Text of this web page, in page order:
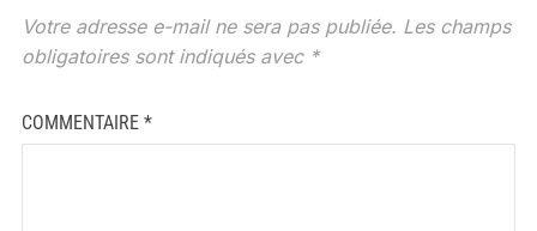
Votre adresse e-mail ne sera pas publiée. Les champs
obligatoires sont indiqués avec *
COMMENTAIRE *